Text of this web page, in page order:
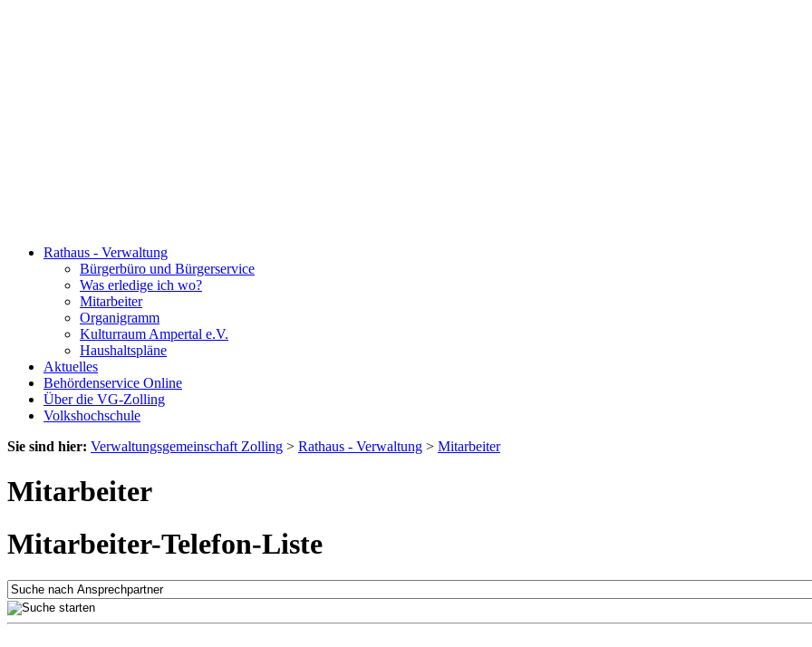
Rathaus - Verwaltung
Bürgerbüro und Bürgerservice
Was erledige ich wo?
Mitarbeiter
Organigramm
Kulturraum Ampertal e.V.
Haushaltspläne
Aktuelles
Behördenservice Online
Über die VG-Zolling
Volkshochschule
Sie sind hier: Verwaltungsgemeinschaft Zolling > Rathaus - Verwaltung > Mitarbeiter
Mitarbeiter
Mitarbeiter-Telefon-Liste